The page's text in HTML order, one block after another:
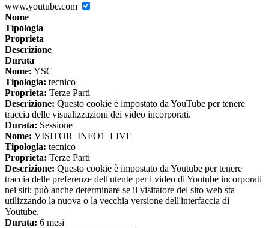
www.youtube.com
Nome
Tipologia
Proprieta
Descrizione
Durata
Nome: YSC
Tipologia: tecnico
Proprieta: Terze Parti
Descrizione: Questo cookie è impostato da YouTube per tenere
traccia delle visualizzazioni dei video incorporati.
Durata: Sessione
Nome: VISITOR_INFO1_LIVE
Tipologia: tecnico
Proprieta: Terze Parti
Descrizione: Questo cookie è impostato da Youtube per tenere
traccia delle preferenze dell'utente per i video di Youtube incorporati
nei siti; può anche determinare se il visitatore del sito web sta
utilizzando la nuova o la vecchia versione dell'interfaccia di
Youtube.
Durata: 6 mesi